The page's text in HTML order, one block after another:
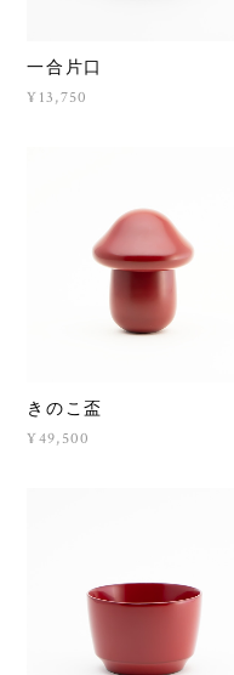
一合片口
¥13,750
きのこ盃
¥49,500